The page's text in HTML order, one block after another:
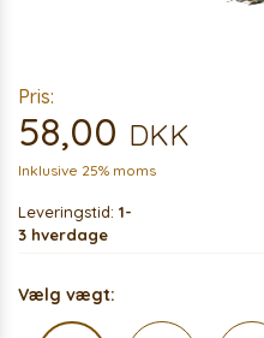
Pris:
58,00 DKK
Inklusive 25% moms
Leveringstid: 1-
3 hverdage
Vælg vægt: